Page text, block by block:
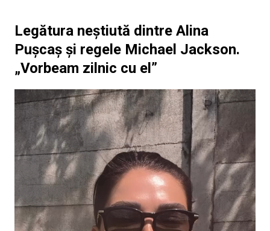
Legătura neștiută dintre Alina
Pușcaș și regele Michael Jackson.
„Vorbeam zilnic cu el”
Player
video